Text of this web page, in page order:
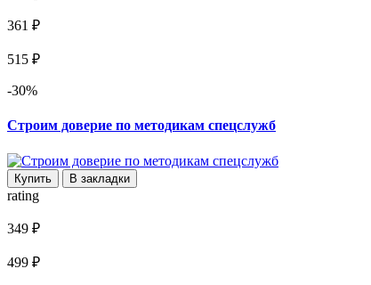
361 ₽
515 ₽
-30%
Строим доверие по методикам спецслужб
Купить В закладки
rating
349 ₽
499 ₽